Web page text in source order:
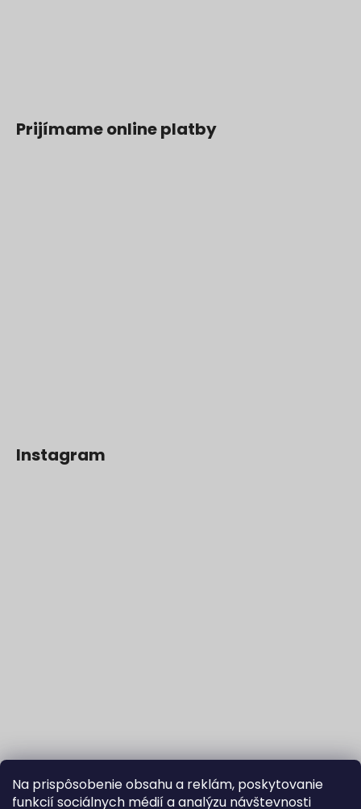
Na prispôsobenie obsahu a reklám, poskytovanie
funkcií sociálnych médií a analýzu návštevnosti
Prijímame online platby
Instagram